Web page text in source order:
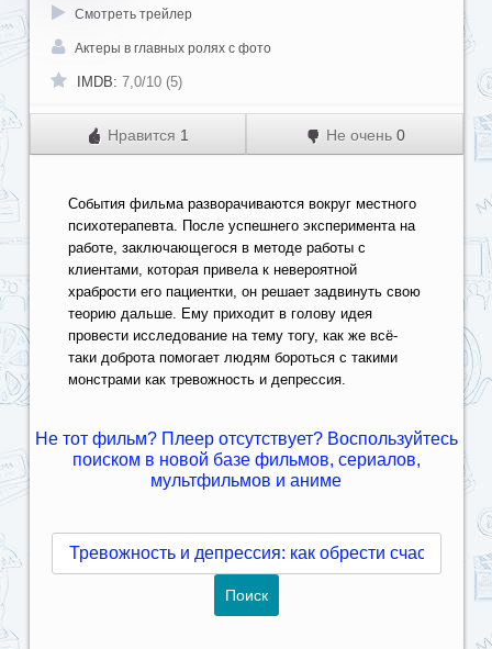
Смотреть трейлер
Актеры в главных ролях с фото
IMDB: 7,0/10 (5)
Нравится 1 Не очень 0
Cобытия фильма разворачиваются вокруг местного
психотерапевта. После успешнего эксперимента на
работе, заключающегося в методе работы с
клиентами, которая привела к невероятной
храбрости его пациентки, он решает задвинуть свою
теорию дальше. Ему приходит в голову идея
провести исследование на тему тогу, как же всё-
таки доброта помогает людям бороться с такими
монстрами как тревожность и депрессия.
Не тот фильм? Плеер отсутствует? Воспользуйтесь
поиском в новой базе фильмов, сериалов,
мультфильмов и аниме